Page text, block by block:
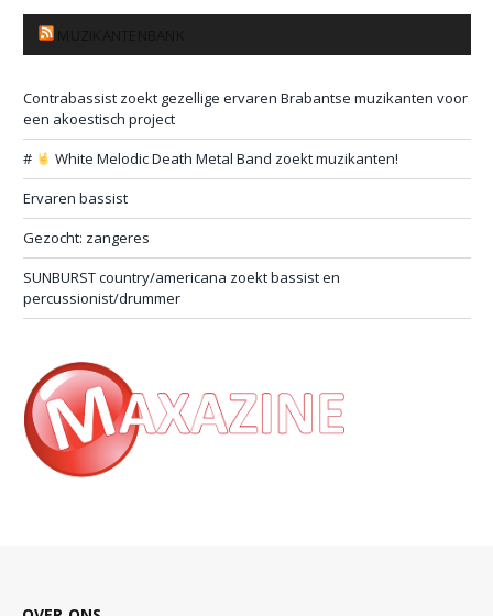
Contrabassist zoekt gezellige ervaren Brabantse muzikanten voor
een akoestisch project
#
White Melodic Death Metal Band zoekt muzikanten!
Ervaren bassist
Gezocht: zangeres
SUNBURST country/americana zoekt bassist en
percussionist/drummer